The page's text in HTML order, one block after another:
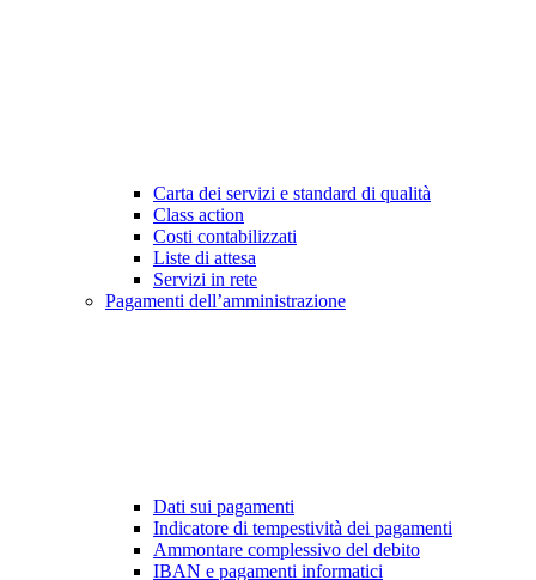
Carta dei servizi e standard di qualità
Class action
Costi contabilizzati
Liste di attesa
Servizi in rete
Pagamenti dell’amministrazione
Dati sui pagamenti
Indicatore di tempestività dei pagamenti
Ammontare complessivo del debito
IBAN e pagamenti informatici